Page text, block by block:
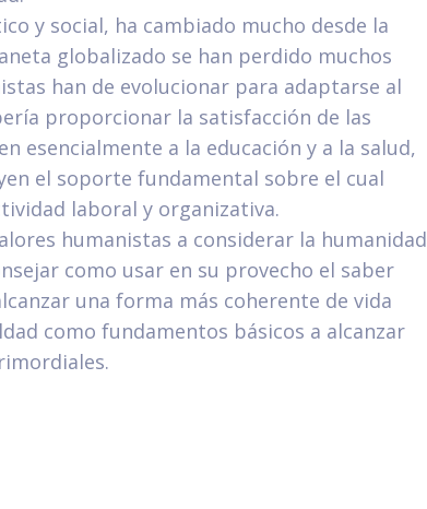
y social, ha cambiado mucho desde la
globalizado se han perdido muchos
han de evolucionar para adaptarse al
proporcionar la satisfacción de las
esencialmente a la educación y a la salud,
el soporte fundamental sobre el cual
laboral y organizativa.
humanistas a considerar la humanidad
como usar en su provecho el saber
una forma más coherente de vida
como fundamentos básicos a alcanzar